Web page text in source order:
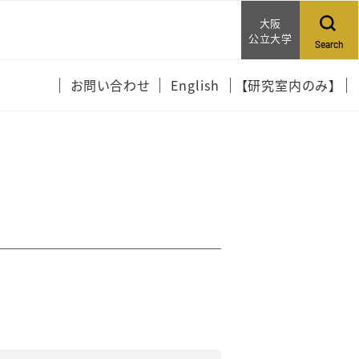
大阪
公立大学
Search
お問い合わせ English 【研究室内のみ】